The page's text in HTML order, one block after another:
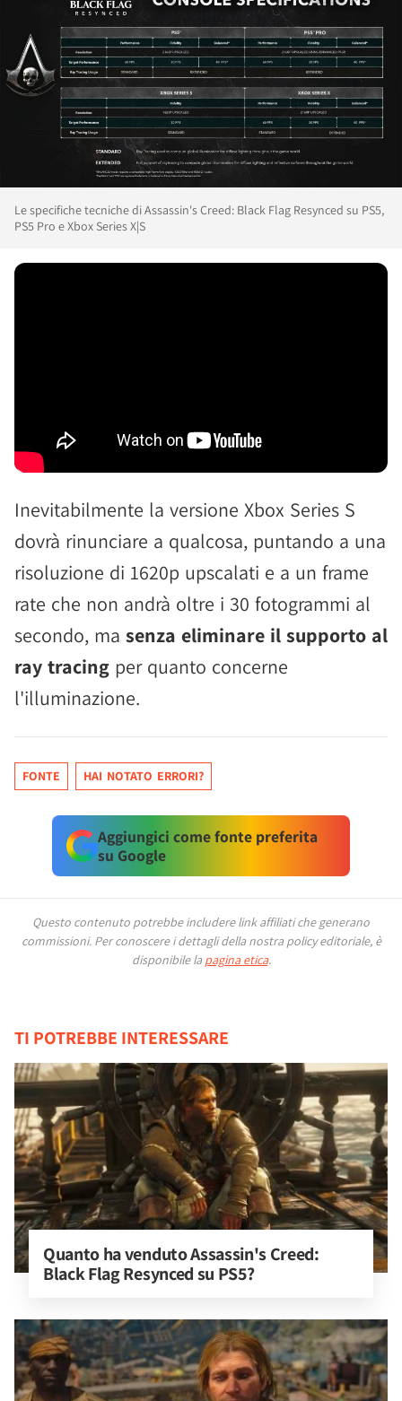
Le specifiche tecniche di Assassin's Creed: Black Flag Resynced su PS5,
PS5 Pro e Xbox Series X|S
Inevitabilmente la versione Xbox Series S
dovrà rinunciare a qualcosa, puntando a una
risoluzione di 1620p upscalati e a un frame
rate che non andrà oltre i 30 fotogrammi al
secondo, ma senza eliminare il supporto al
ray tracing per quanto concerne
l'illuminazione.
FONTE HAI NOTATO ERRORI?
Aggiungici come fonte preferita
su Google
Questo contenuto potrebbe includere link affiliati che generano
commissioni. Per conoscere i dettagli della nostra policy editoriale, è
disponibile la pagina etica.
TI POTREBBE INTERESSARE
Quanto ha venduto Assassin's Creed:
Black Flag Resynced su PS5?